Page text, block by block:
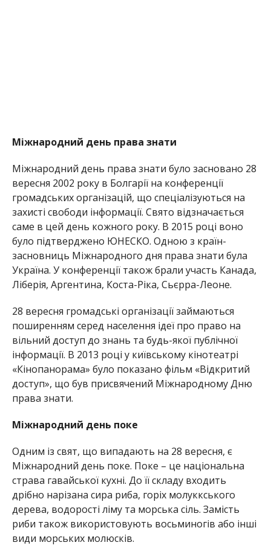
Міжнародний день права знати
Міжнародний день права знати було засновано 28
вересня 2002 року в Болгарії на конференції
громадських організацій, що спеціалізуються на
захисті свободи інформації. Свято відзначається
саме в цей день кожного року. В 2015 році воно
було підтверджено ЮНЕСКО. Одною з країн-
засновниць Міжнародного дня права знати була
Україна. У конференції також брали участь Канада,
Ліберія, Аргентина, Коста-Ріка, Сьєрра-Леоне.
28 вересня громадські організації займаються
поширенням серед населення ідеї про право на
вільний доступ до знань та будь-якої публічної
інформації. В 2013 році у київському кінотеатрі
«Кінопанорама» було показано фільм «Відкритий
доступ», що був присвячений Міжнародному Дню
права знати.
Міжнародний день поке
Одним із свят, що випадають на 28 вересня, є
Міжнародний день поке. Поке – це національна
страва гавайської кухні. До її складу входить
дрібно нарізана сира риба, горіх молуккського
дерева, водорості ліму та морська сіль. Замість
риби також використовують восьминогів або інші
види морських молюсків.